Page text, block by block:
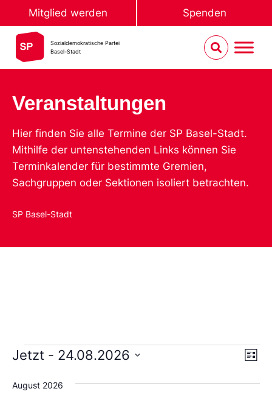
Mitglied werden Spenden
Sozialdemokratische Partei
Basel-Stadt
Veranstaltungen
Hier finden Sie alle Termine der SP Basel-Stadt.
Mithilfe der untenstehenden Links können Sie
Terminkalender für bestimmte Gremien,
Sachgruppen oder Sektionen isoliert betrachten.
SP Basel-Stadt
Liste
Jetzt - 24.08.2026
Sie
das
August 2026